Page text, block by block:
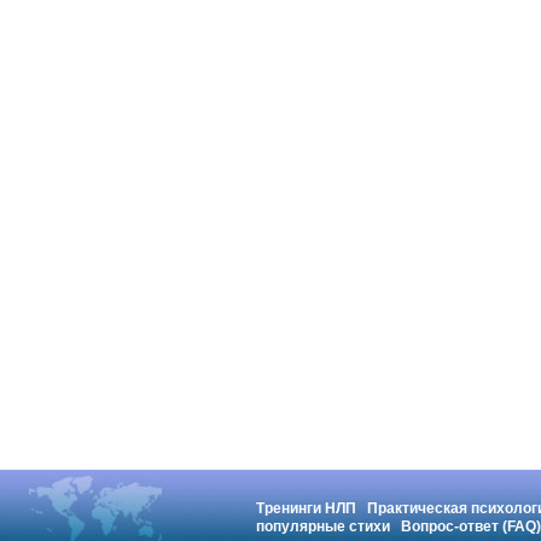
Тренинги НЛП
Практическая
популярные стихи
Вопрос-ответ (FAQ)